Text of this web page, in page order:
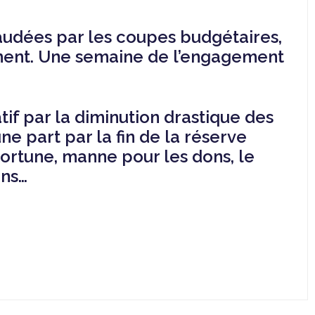
par les coupes budgétaires,
Une semaine de l’engagement
par la diminution drastique des
part par la fin de la réserve
manne pour les dons, le